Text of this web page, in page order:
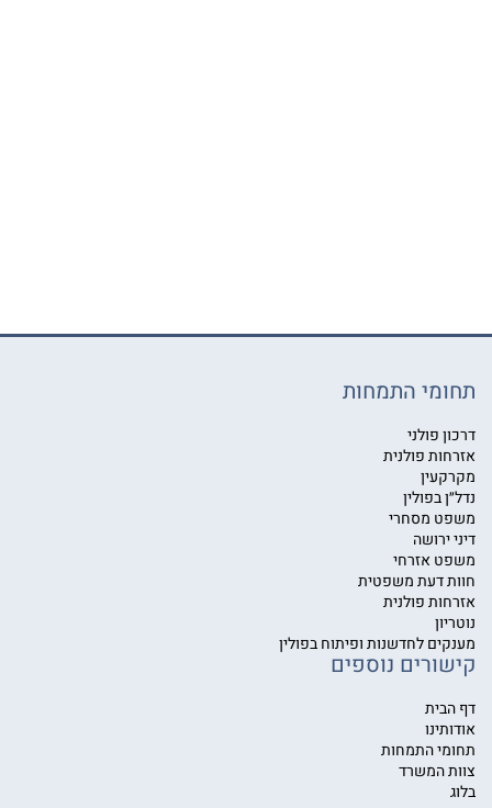
תחומי התמחות
דרכון פולני
אזרחות פולנית
מקרקעין
נדל״ן בפולין
משפט מסחרי
דיני ירושה
משפט אזרחי
חוות דעת משפטית
אזרחות פולנית
נוטריון
מענקים לחדשנות ופיתוח בפולין
קישורים נוספים
דף הבית
אודותינו
תחומי התמחות
צוות המשרד
בלוג